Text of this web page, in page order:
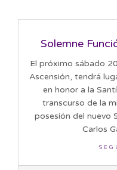
Solemne
El próximo sábado
Ascensión, tendrá
en honor a la
transcurso de la
posesión del nuevo
Carlos